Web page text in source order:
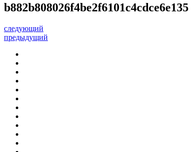
b882b808026f4be2f6101c4cdce6e135
следующий
предыдущий